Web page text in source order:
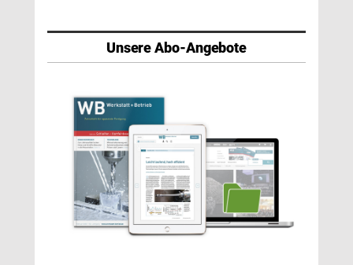
Unsere Abo-Angebote